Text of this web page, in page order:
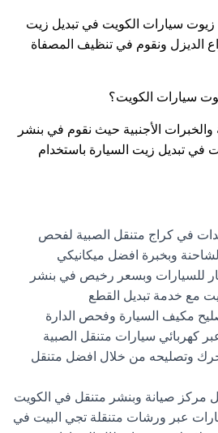
زيوت سيارات الكويت في تبديل زيت
الديزل ونقوم في تنظيف المصفاة
سيارات الكويت؟
والخبرات الأجنبية حيث نقوم في بنشر
في تبديل زيت السيارة باستخدام
في كراج متنقل الصبية لفحص
وبخبرة افضل ميكانيكي
للسيارات وبسعر رخيص في بنشر
مع خدمة تبديل القطع
مكيف السيارة وفحص الدارة
عبر كهربائي سيارات متنقل الصبية
وتصليحه من خلال افضل متنقل
مركز صيانة وبنشر متنقل في الكويت
عبر ورشات متنقلة تجي البيت في